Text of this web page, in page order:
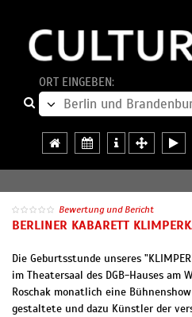
ORT EINGEBEN:
Bewertung und Bericht
BERLINER KABARETT
Die Geburtsstunde unseres
im Theatersaal des DGB-Hauses am
Roschak monatlich eine
gestaltete und dazu Künstler der